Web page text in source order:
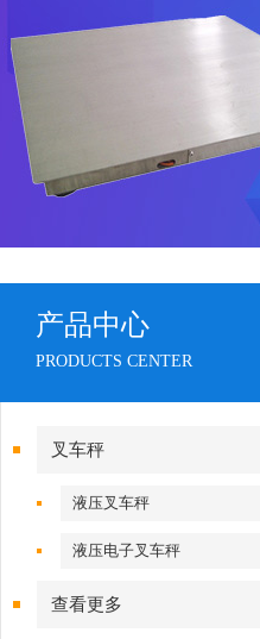
产品中心
PRODUCTS CENTER
叉车秤
液压叉车秤
液压电子叉车秤
查看更多